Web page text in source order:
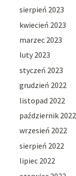
sierpień 2023
kwiecień 2023
marzec 2023
luty 2023
styczeń 2023
grudzień 2022
listopad 2022
październik 2022
wrzesień 2022
sierpień 2022
lipiec 2022